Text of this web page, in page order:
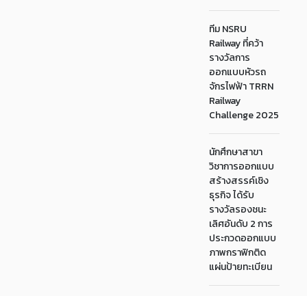
ทีม NSRU
Railway ที่คว้า
รางวัลการ
ออกแบบหัวรถ
จักรไฟฟ้า TRRN
Railway
Challenge 2025
นักศึกษาสาขา
วิชาการออกแบบ
สร้างสรรค์เชิง
ธุรกิจ ได้รับ
รางวัลรองชนะ
เลิศอันดับ 2 การ
ประกวดออกแบบ
ภาพกราฟิกติด
แผ่นป้ายทะเบียน